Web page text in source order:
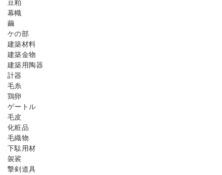
豆粕
幕幟
繭
ケの部
建築材料
建築金物
建築用陶器
計器
毛糸
鶏卵
ゲートル
毛皮
化粧品
毛織物
下駄用材
袈裟
撃剣道具